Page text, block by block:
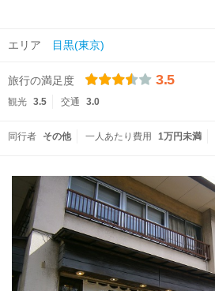
エリア 目黒(東京)
旅行の満足度 3.5
観光 3.5 交通 3.0
同行者 その他 一人あたり費用 1万円未満